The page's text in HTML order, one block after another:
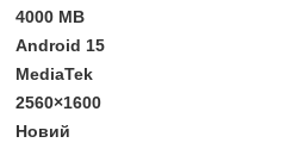
4000 MB
Android 15
MediaTek
2560×1600
Новий